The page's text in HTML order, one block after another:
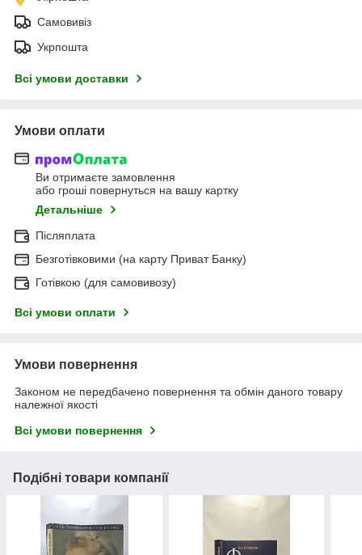
Самовивіз
Укрпошта
Всі умови доставки
Умови оплати
Ви отримаєте замовлення
або гроші повернуться на вашу картку
Детальніше
Післяплата
Безготівковими (на карту Приват Банку)
Готівкою (для самовивозу)
Всі умови оплати
Умови повернення
Законом не передбачено повернення та обмін даного товару
належної якості
Всі умови повернення
Подібні товари компанії